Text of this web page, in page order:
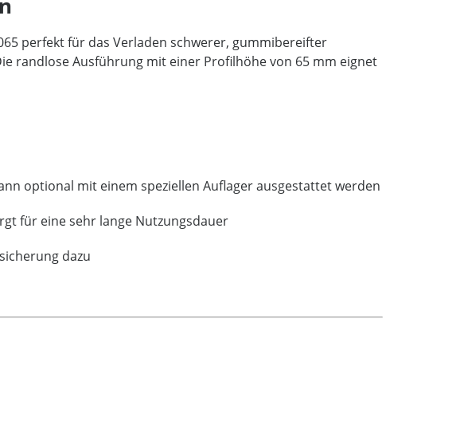
perfekt für das Verladen schwerer, gummibereifter
randlose Ausführung mit einer Profilhöhe von 65 mm eignet
optional mit einem speziellen Auflager ausgestattet werden
für eine sehr lange Nutzungsdauer
dazu